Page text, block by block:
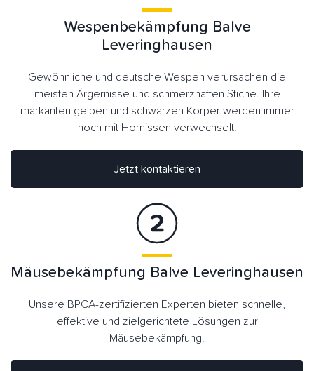
Wespenbekämpfung Balve
Leveringhausen
Gewöhnliche und deutsche Wespen verursachen die
meisten Ärgernisse und schmerzhaften Stiche. Ihre
markanten gelben und schwarzen Körper werden immer
noch mit Hornissen verwechselt.
Jetzt kontaktieren
Mäusebekämpfung Balve Leveringhausen
Unsere BPCA-zertifizierten Experten bieten schnelle,
effektive und zielgerichtete Lösungen zur
Mäusebekämpfung.